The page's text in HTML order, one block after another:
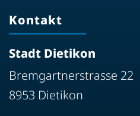
Kontakt
Stadt Dietikon
Bremgartnerstrasse 22
8953 Dietikon